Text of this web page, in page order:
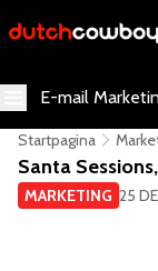
E-mail
Startpagina
Santa
MARKETING 25